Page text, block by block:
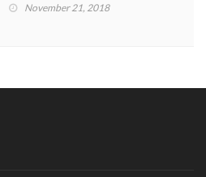
November 21, 2018